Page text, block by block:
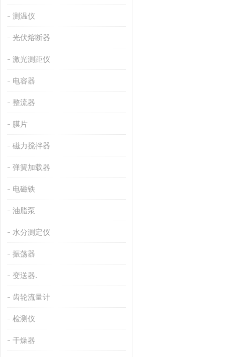
测温仪
光伏熔断器
激光测距仪
电容器
整流器
膜片
磁力搅拌器
弹簧加载器
电磁铁
油脂泵
水分测定仪
振荡器
变送器.
齿轮流量计
检测仪
干燥器